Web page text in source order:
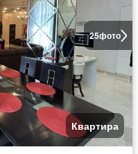
25фото
Квартира